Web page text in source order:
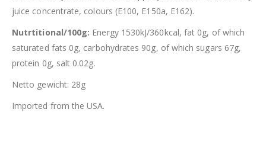
juice concentrate, colours (E100, E150a, E162).
Nutrtitional/100g: Energy 1530kJ/360kcal, fat 0g, of which
saturated fats 0g, carbohydrates 90g, of which sugars 67g,
protein 0g, salt 0.02g.
Netto gewicht: 28g
Imported from the USA.